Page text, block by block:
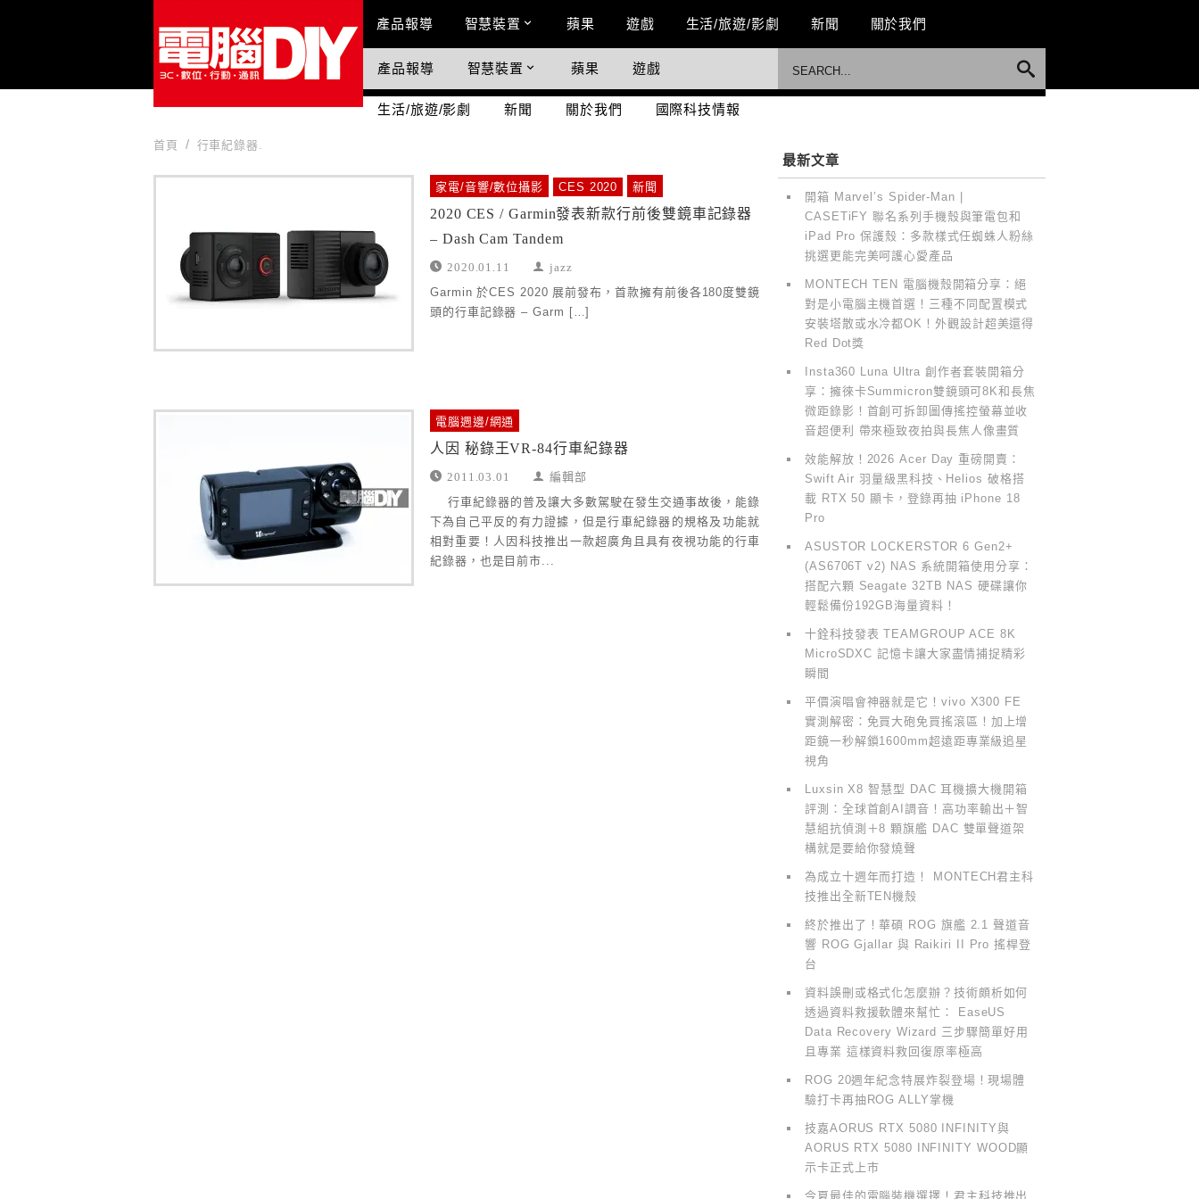
Main Menu
產品報導 智慧裝置 蘋果 遊戲 生活/旅遊/影劇 新聞 關於我們
國際科技情報
產品報導 智慧裝置 蘋果 遊戲
生活/旅遊/影劇 新聞 關於我們 國際科技情報
首頁 行車紀錄器.
家電/音響/數位攝影 CES 2020 新聞
2020 CES / Garmin發表新款行前後雙鏡車記錄器
– Dash Cam Tandem
2020.01.11 jazz
Garmin 於CES 2020 展前發布，首款擁有前後各180度雙鏡
頭的行車記錄器 – Garm […]
電腦週邊/網通
人因 秘錄王VR-84行車紀錄器
2011.03.01 編輯部
行車紀錄器的普及讓大多數駕駛在發生交通事故後，能錄
下為自己平反的有力證據，但是行車紀錄器的規格及功能就
相對重要！人因科技推出一款超廣角且具有夜視功能的行車
紀錄器，也是目前市...
最新文章
開箱 Marvel’s Spider-Man |
CASETiFY 聯名系列手機殼與筆電包和
iPad Pro 保護殼：多款樣式任蜘蛛人粉絲
挑選更能完美呵護心愛產品
MONTECH TEN 電腦機殼開箱分享：絕
對是小電腦主機首選！三種不同配置模式
安裝塔散或水冷都OK！外觀設計超美還得
Red Dot獎
Insta360 Luna Ultra 創作者套裝開箱分
享：擁徠卡Summicron雙鏡頭可8K和長焦
微距錄影！首創可拆卸圖傳搖控螢幕並收
音超便利 帶來極致夜拍與長焦人像畫質
效能解放！2026 Acer Day 重磅開賣：
Swift Air 羽量級黑科技、Helios 破格搭
載 RTX 50 顯卡，登錄再抽 iPhone 18
Pro
ASUSTOR LOCKERSTOR 6 Gen2+
(AS6706T v2) NAS 系統開箱使用分享：
搭配六顆 Seagate 32TB NAS 硬碟讓你
輕鬆備份192GB海量資料！
十銓科技發表 TEAMGROUP ACE 8K
MicroSDXC 記憶卡讓大家盡情捕捉精彩
瞬間
平價演唱會神器就是它！vivo X300 FE
實測解密：免買大砲免買搖滾區！加上增
距鏡一秒解鎖1600mm超遠距專業級追星
視角
Luxsin X8 智慧型 DAC 耳機擴大機開箱
評測：全球首創AI調音！高功率輸出＋智
慧組抗偵測＋8 顆旗艦 DAC 雙單聲道架
構就是要給你發燒聲
為成立十週年而打造！ MONTECH君主科
技推出全新TEN機殼
終於推出了！華碩 ROG 旗艦 2.1 聲道音
響 ROG Gjallar 與 Raikiri II Pro 搖桿登
台
資料誤刪或格式化怎麼辦？技術頗析如何
透過資料救援軟體來幫忙： EaseUS
Data Recovery Wizard 三步驟簡單好用
且專業 這樣資料救回復原率極高
ROG 20週年紀念特展炸裂登場！現場體
驗打卡再抽ROG ALLY掌機
技嘉AORUS RTX 5080 INFINITY與
AORUS RTX 5080 INFINITY WOOD顯
示卡正式上市
今夏最佳的電腦裝機選擇！君主科技推出